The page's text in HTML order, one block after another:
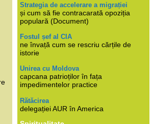
Strategia de accelerare a migrației
și cum să fie contracarată opoziția
populară (Document)
Fostul șef al CIA
ne învață cum se rescriu cărțile de
istorie
Unirea cu Moldova
capcana patrioților în fața
impedimentelor practice
Rătăcirea
delegației AUR în America